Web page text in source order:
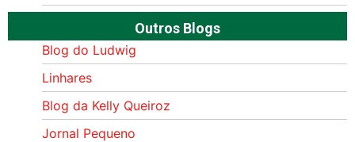
Outros Blogs
Blog do Ludwig
Linhares
Blog da Kelly Queiroz
Jornal Pequeno